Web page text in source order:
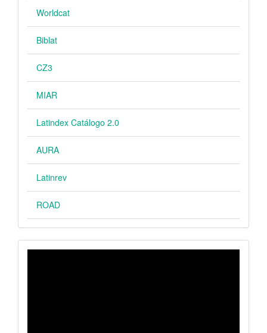
Worldcat
Biblat
CZ3
MIAR
Latindex Catálogo 2.0
AURA
Latinrev
ROAD